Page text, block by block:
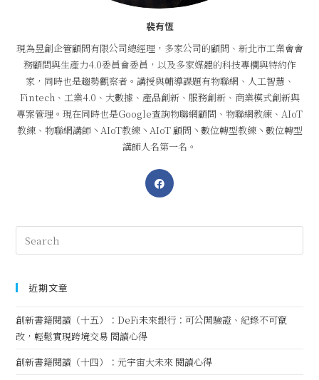
裴有恆
現為昱創企管顧問有限公司總經理，多家公司的顧問、新北市工業會會
務顧問與生產力4.0委員會委員，以及多家媒體的科技專欄與特約作
家，同時也是趨勢觀察者。講授與輔導課題有物聯網、人工智慧、
Fintech、工業4.0、大數據、產品創新、服務創新、商業模式創新與
專案管理。現在同時也是Google查詢物聯網顧問、物聯網教練、AIoT
教練、物聯網講師丶AIoT教練丶AIoT 顧問丶數位轉型教練丶數位轉型
講師人名第一名。
近期文章
創新書籍閱讀（十五）：DeFi未來銀行：可公開驗證、紀錄不可竄
改，輕鬆實現跨境交易 閱讀心得
創新書籍閱讀（十四）：元宇宙大未來 閱讀心得